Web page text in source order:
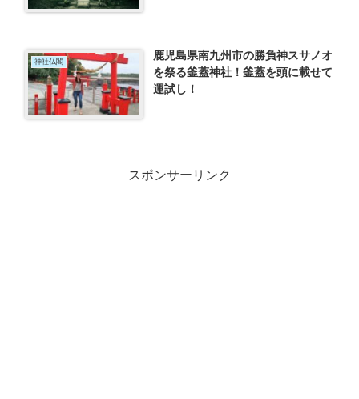
神社仏閣
鹿児島県南九州市の勝負神スサノオ
を祭る釜蓋神社！釜蓋を頭に載せて
運試し！
スポンサーリンク